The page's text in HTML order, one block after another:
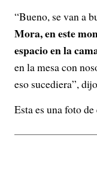
“Bueno, se van a
Mora, en este
espacio en la
en la mesa con
eso sucediera”,
Esta es una foto